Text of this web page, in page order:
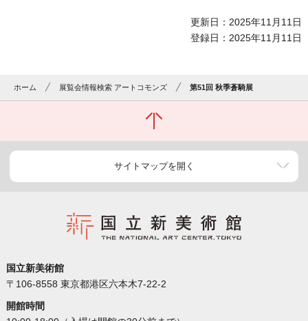
更新日：2025年11月11日
登録日：2025年11月11日
ホーム 展覧会情報検索 アートコモンズ 第51回 秋季蒼騎展
サイトマップを開く
国立新美術館
〒106-8558 東京都港区六本木7-22-2
開館時間